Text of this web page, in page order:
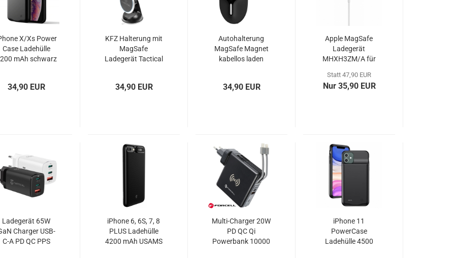
X/Xs Power
Case Ladehülle
mAh schwarz
34,90 EUR
KFZ Halterung mit
MagSafe
Ladegerät Tactical
34,90 EUR
Autohalterung
MagSafe Magnet
kabellos laden
34,90 EUR
Apple MagSafe
Ladegerät
MHXH3ZM/A für
Statt 47,90 EUR
Nur 35,90 EUR
Ladegerät 65W
Charger USB-
C-A PD QC PPS
iPhone 6, 6S, 7, 8
PLUS Ladehülle
4200 mAh USAMS
Multi-Charger 20W
PD QC Qi
Powerbank 10000
iPhone 11
PowerCase
Ladehülle 4500